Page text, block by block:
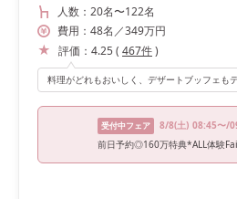
人数： 20名〜122名
費用： 48名 ／349万円
評価： 4.25( 467件)
受付中フェア 8/8(土) 08:45〜/